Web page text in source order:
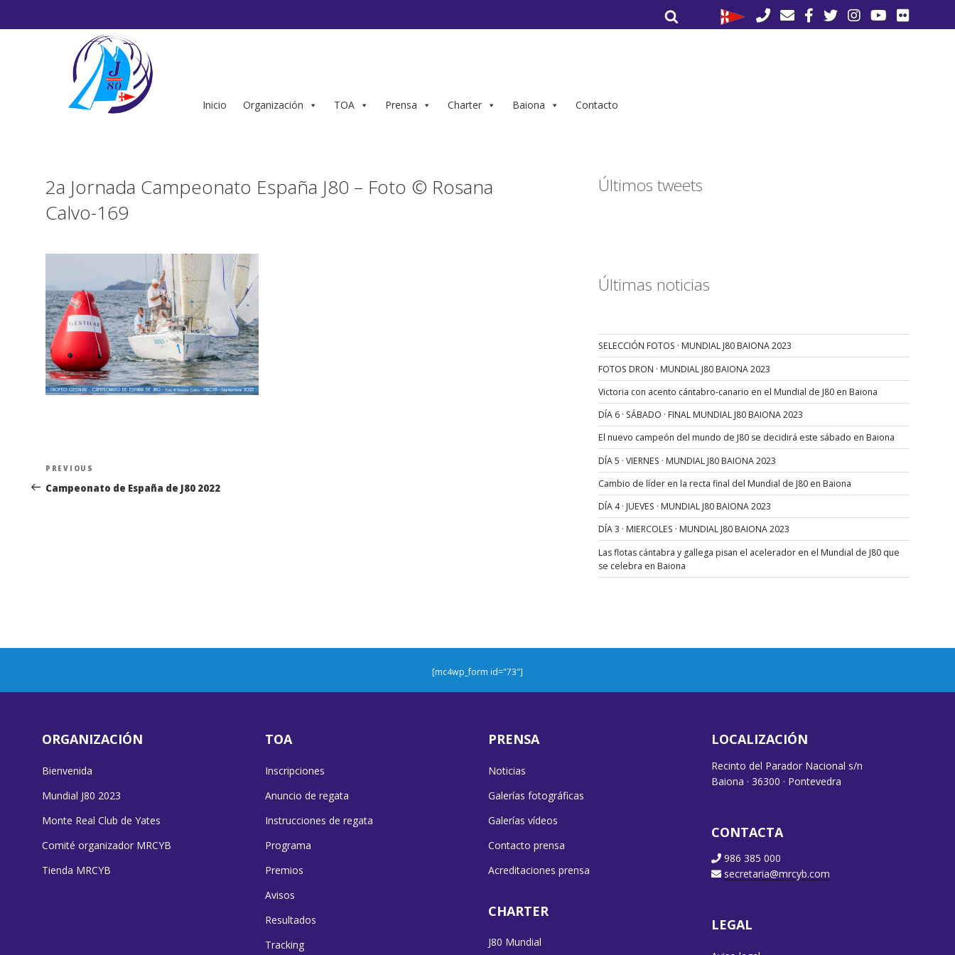
por:
Inicio Organización TOA Prensa Charter Baiona Contacto
2a Jornada Campeonato España J80 – Foto © Rosana
Calvo-169
Navegación
de
Previous
Post
PREVIOUS
Campeonato de España de J80 2022
Últimos tweets
Últimas noticias
SELECCIÓN FOTOS · MUNDIAL J80 BAIONA 2023
FOTOS DRON · MUNDIAL J80 BAIONA 2023
Victoria con acento cántabro-canario en el Mundial de J80 en Baiona
DÍA 6 · SÁBADO · FINAL MUNDIAL J80 BAIONA 2023
El nuevo campeón del mundo de J80 se decidirá este sábado en Baiona
DÍA 5 · VIERNES · MUNDIAL J80 BAIONA 2023
Cambio de líder en la recta final del Mundial de J80 en Baiona
DÍA 4 · JUEVES · MUNDIAL J80 BAIONA 2023
DÍA 3 · MIERCOLES · MUNDIAL J80 BAIONA 2023
Las flotas cántabra y gallega pisan el acelerador en el Mundial de J80 que
se celebra en Baiona
[mc4wp_form id="73"]
ORGANIZACIÓN
Bienvenida
Mundial J80 2023
Monte Real Club de Yates
Comité organizador MRCYB
Tienda MRCYB
TOA
Inscripciones
Anuncio de regata
Instrucciones de regata
Programa
Premios
Avisos
Resultados
Tracking
PRENSA
Noticias
Galerías fotográficas
Galerías vídeos
Contacto prensa
Acreditaciones prensa
CHARTER
J80 Mundial
LOCALIZACIÓN
Recinto del Parador Nacional s/n
Baiona · 36300 · Pontevedra
CONTACTA
986 385 000
secretaria@mrcyb.com
LEGAL